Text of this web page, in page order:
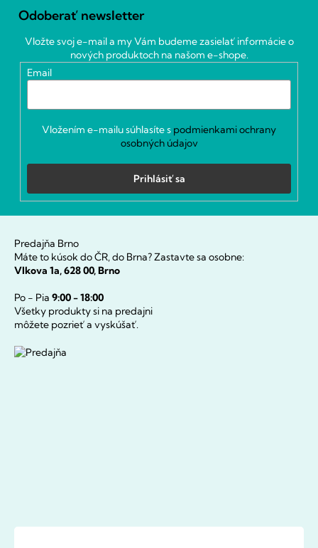
Odoberať newsletter
Vložte svoj e-mail a my Vám budeme zasielať informácie o
nových produktoch na našom e-shope.
Email
Vložením e-mailu súhlasíte s podmienkami ochrany
osobných údajov
Prihlásiť sa
Predajňa Brno
Máte to kúsok do ČR, do Brna? Zastavte sa osobne:
Vlkova 1a, 628 00, Brno
Po - Pia 9:00 - 18:00
Všetky produkty si na predajni
môžete pozrieť a vyskúšať.